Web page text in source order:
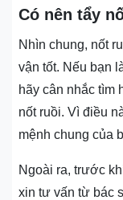
Có nên tẩy
Nhìn chung, nốt
vận tốt. Nếu bạn
hãy cân nhắc tìm
nốt ruồi. Vì điều
mệnh chung của
Ngoài ra, trước
xin tư vấn từ bác